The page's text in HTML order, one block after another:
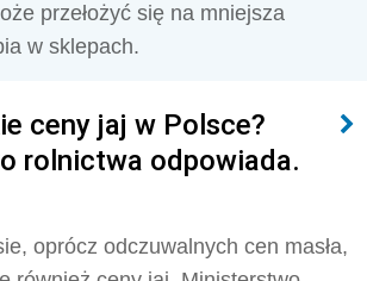
przełożyć się na mniejsza
w sklepach.
ceny jaj w Polsce?
rolnictwa odpowiada.
oprócz odczuwalnych cen masła,